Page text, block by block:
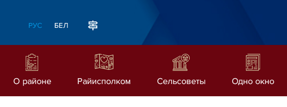
РУС БЕЛ
О районе Райисполком Сельсоветы Одно окно